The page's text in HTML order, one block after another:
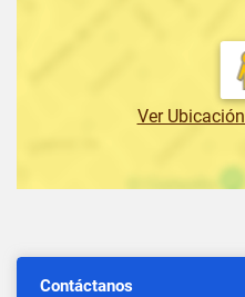
Ver Ubicación
Contáctanos